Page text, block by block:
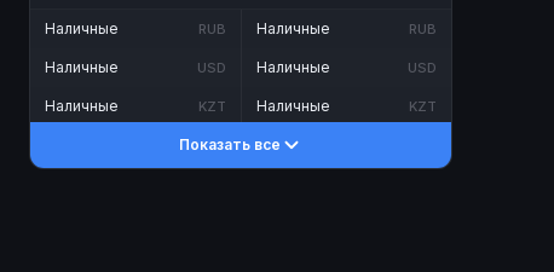
Наличные RUB
Наличные USD
Наличные KZT
Наличные RUB
Наличные USD
Наличные KZT
Показать все